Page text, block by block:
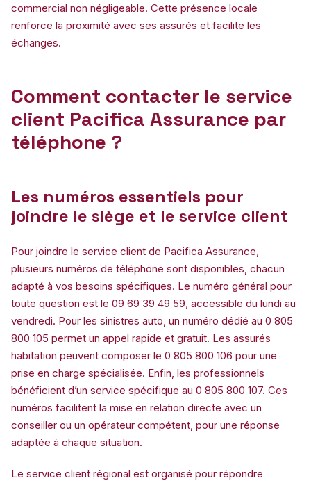
commercial non négligeable. Cette présence locale
renforce la proximité avec ses assurés et facilite les
échanges.
Comment contacter le service
client Pacifica Assurance par
téléphone ?
Les numéros essentiels pour
joindre le siège et le service client
Pour joindre le service client de Pacifica Assurance,
plusieurs numéros de téléphone sont disponibles, chacun
adapté à vos besoins spécifiques. Le numéro général pour
toute question est le 09 69 39 49 59, accessible du lundi au
vendredi. Pour les sinistres auto, un numéro dédié au 0 805
800 105 permet un appel rapide et gratuit. Les assurés
habitation peuvent composer le 0 805 800 106 pour une
prise en charge spécialisée. Enfin, les professionnels
bénéficient d’un service spécifique au 0 805 800 107. Ces
numéros facilitent la mise en relation directe avec un
conseiller ou un opérateur compétent, pour une réponse
adaptée à chaque situation.
Le service client régional est organisé pour répondre